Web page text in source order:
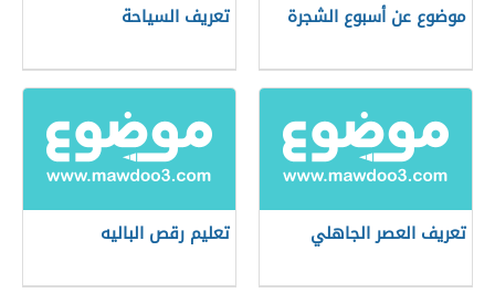
موضوع عن أسبوع الشجرة تعريف السياحة
تعريف العصر الجاهلي تعليم رقص الباليه